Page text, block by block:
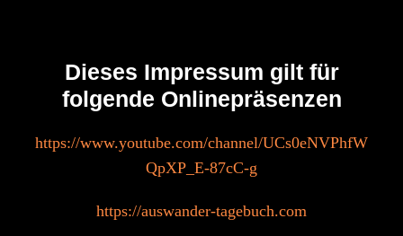
Dieses Impressum gilt für
folgende Onlinepräsenzen
https://www.youtube.com/channel/UCs0eNVPhfW
QpXP_E-87cC-g
https://auswander-tagebuch.com